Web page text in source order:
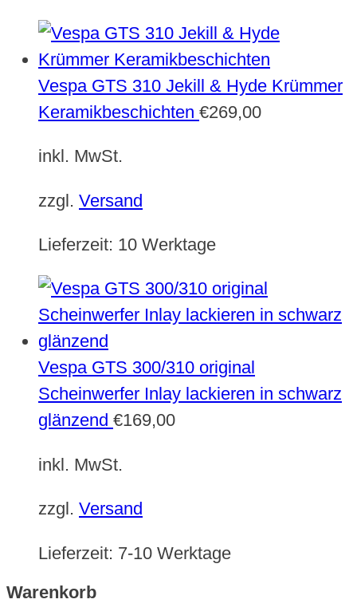
Vespa GTS 310 Jekill & Hyde Krümmer
Keramikbeschichten €269,00
inkl. MwSt.
zzgl. Versand
Lieferzeit: 10 Werktage
Vespa GTS 300/310 original
Scheinwerfer Inlay lackieren in schwarz
glänzend €169,00
inkl. MwSt.
zzgl. Versand
Lieferzeit: 7-10 Werktage
Warenkorb